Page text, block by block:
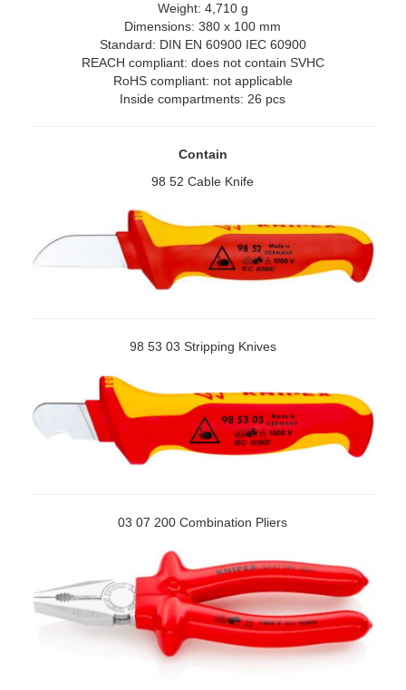
Weight: 4,710 g
Dimensions: 380 x 100 mm
Standard: DIN EN 60900 IEC 60900
REACH compliant: does not contain SVHC
RoHS compliant: not applicable
Inside compartments: 26 pcs
Contain
98 52 Cable Knife
98 53 03 Stripping Knives
03 07 200 Combination Pliers